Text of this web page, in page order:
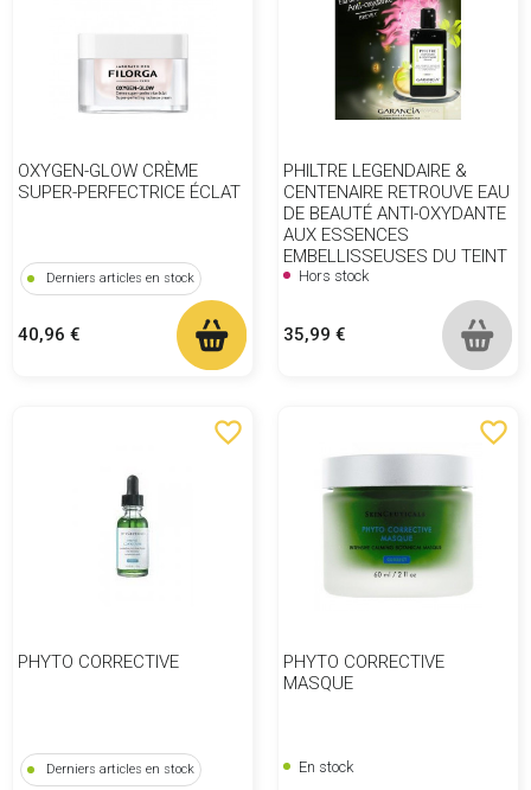
OXYGEN-GLOW CRÈME
SUPER-PERFECTRICE ÉCLAT
Derniers articles en stock
Prix
40,96 €
PHILTRE LEGENDAIRE &
CENTENAIRE RETROUVE EAU
DE BEAUTÉ ANTI-OXYDANTE
AUX ESSENCES
EMBELLISSEUSES DU TEINT
Hors stock
Prix
35,99 €
favorite_border
PHYTO CORRECTIVE
Derniers articles en stock
favorite_border
PHYTO CORRECTIVE
MASQUE
En stock